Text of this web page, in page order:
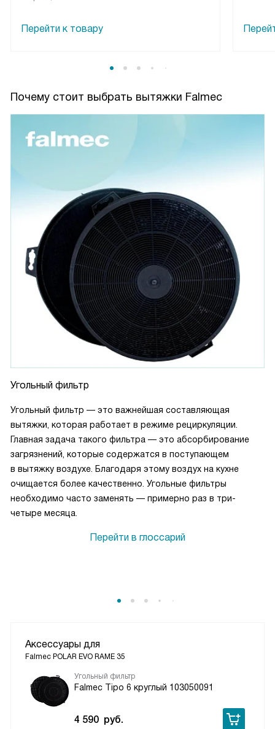
Перейти к товару
Почему стоит выбрать вытяжки Falmec
Угольный фильтр
Угольный фильтр — это важнейшая составляющая
вытяжки, которая работает в режиме рециркуляции.
Главная задача такого фильтра — это абсорбирование
загрязнений, которые содержатся в поступающем
в вытяжку воздухе. Благодаря этому воздух на кухне
очищается более качественно. Угольные фильтры
необходимо часто заменять — примерно раз в три-
четыре месяца.
Перейти в глоссарий
Аксессуары для
Falmec POLAR EVO RAME 35
Угольный фильтр
Falmec Tipo 6 круглый 103050091
4 590 руб.